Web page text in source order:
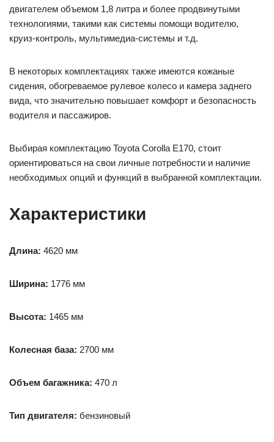
двигателем объемом 1,8 литра и более продвинутыми
технологиями, такими как системы помощи водителю,
круиз-контроль, мультимедиа-системы и т.д.
В некоторых комплектациях также имеются кожаные
сидения, обогреваемое рулевое колесо и камера заднего
вида, что значительно повышает комфорт и безопасность
водителя и пассажиров.
Выбирая комплектацию Toyota Corolla E170, стоит
ориентироваться на свои личные потребности и наличие
необходимых опций и функций в выбранной комплектации.
Характеристики
Длина: 4620 мм
Ширина: 1776 мм
Высота: 1465 мм
Колесная база: 2700 мм
Объем багажника: 470 л
Тип двигателя: бензиновый